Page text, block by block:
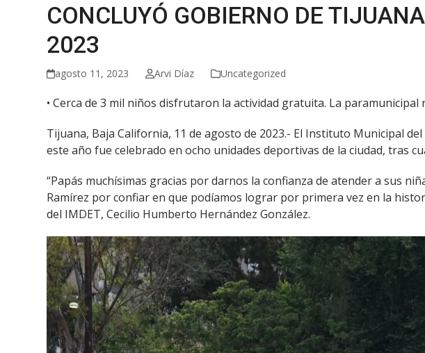
CONCLUYÓ GOBIERNO DE
2023
agosto 11, 2023 Arvi Díaz Uncategorized
• Cerca de 3 mil niños disfrutaron la actividad gratuita. La
Tijuana, Baja California, 11 de agosto de 2023.- El Instituto Municipal
este año fue celebrado en ocho unidades deportivas de la ciudad, tras
“Papás muchísimas gracias por darnos la confianza de atender a sus
Ramírez por confiar en que podíamos lograr por primera vez en la
del IMDET, Cecilio Humberto Hernández González.